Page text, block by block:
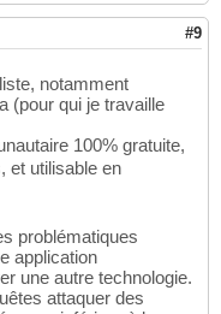
#9
notamment
(pour qui je travaille
100% gratuite,
et utilisable en
problématiques
application
une autre technologie.
attaquer des